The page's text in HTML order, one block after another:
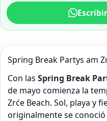
Spring Break Partys am
Con las Spring Break
de mayo comienza la
Zrće Beach. Sol, playa y
originalmente se conoció